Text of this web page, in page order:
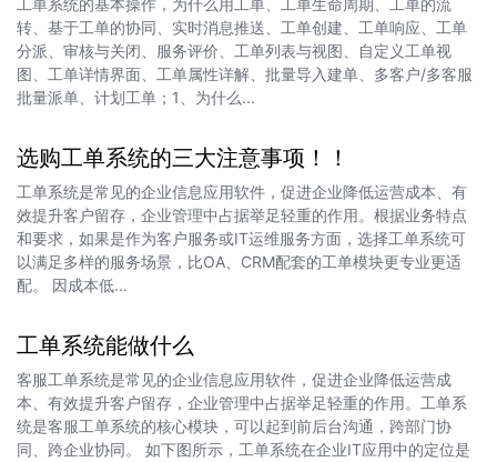
工单系统的基本操作，为什么用工单、工单生命周期、工单的流
转、基于工单的协同、实时消息推送、工单创建、工单响应、工单
分派、审核与关闭、服务评价、工单列表与视图、自定义工单视
图、工单详情界面、工单属性详解、批量导入建单、多客户/多客服
批量派单、计划工单；1、为什么...
选购工单系统的三大注意事项！！
工单系统是常见的企业信息应用软件，促进企业降低运营成本、有
效提升客户留存，企业管理中占据举足轻重的作用。根据业务特点
和要求，如果是作为客户服务或IT运维服务方面，选择工单系统可
以满足多样的服务场景，比OA、CRM配套的工单模块更专业更适
配。 因成本低...
工单系统能做什么
客服工单系统是常见的企业信息应用软件，促进企业降低运营成
本、有效提升客户留存，企业管理中占据举足轻重的作用。工单系
统是客服工单系统的核心模块，可以起到前后台沟通，跨部门协
同、跨企业协同。 如下图所示，工单系统在企业IT应用中的定位是